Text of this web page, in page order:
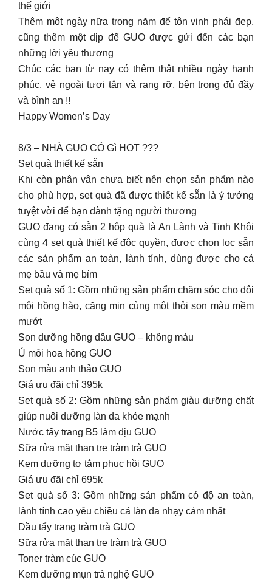
thế giới
Thêm một ngày nữa trong năm để tôn vinh phái đẹp,
cũng thêm một dịp để GUO được gửi đến các bạn
những lời yêu thương
Chúc các bạn từ nay có thêm thật nhiều ngày hạnh
phúc, vẻ ngoài tươi tắn và rạng rỡ, bên trong đủ đầy
và bình an !!
Happy Women’s Day
8/3 – NHÀ GUO CÓ Gì HOT ???
Set quà thiết kế sẵn
Khi còn phân vân chưa biết nên chọn sản phẩm nào
cho phù hợp, set quà đã được thiết kế sẵn là ý tưởng
tuyệt vời để bạn dành tặng người thương
GUO đang có sẵn 2 hộp quà là An Lành và Tinh Khôi
cùng 4 set quà thiết kế độc quyền, được chọn lọc sẵn
các sản phẩm an toàn, lành tính, dùng được cho cả
mẹ bầu và mẹ bỉm
Set quà số 1: Gồm những sản phẩm chăm sóc cho đôi
môi hồng hào, căng mịn cùng một thỏi son màu mềm
mướt
Son dưỡng hồng dâu GUO – không màu
Ủ môi hoa hồng GUO
Son màu anh thảo GUO
Giá ưu đãi chỉ 395k
Set quà số 2: Gồm những sản phẩm giàu dưỡng chất
giúp nuôi dưỡng làn da khỏe mạnh
Nước tẩy trang B5 làm dịu GUO
Sữa rửa mặt than tre tràm trà GUO
Kem dưỡng tơ tằm phục hồi GUO
Giá ưu đãi chỉ 695k
Set quà số 3: Gồm những sản phẩm có độ an toàn,
lành tính cao yêu chiều cả làn da nhạy cảm nhất
Dầu tẩy trang tràm trà GUO
Sữa rửa mặt than tre tràm trà GUO
Toner tràm cúc GUO
Kem dưỡng mụn trà nghệ GUO